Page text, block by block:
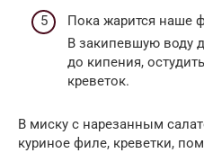
Пока жарится наше
В закипевшую воду
до кипения,
креветок.
В миску с нарезанным
куриное филе, креветки,